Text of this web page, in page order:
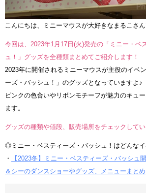
こんにちは、ミニーマウスが大好きなまるこさん
今回は、2023年1月17日(火)発売の「ミニー・ベ
ュ！」グッズを全種類まとめてご紹介します！
2023年に開催されるミニーマウスが主役のイベ
ーズ・バッシュ！」のグッズとなっていますよ♪
ピンクの色合いやリボンモチーフが魅力のキュ
ます。
グッズの種類や値段、販売場所をチェックして
◎ミニー・ベスティーズ・バッシュ！はどんなイ
・
【2023冬】ミニー・ベスティーズ・バッシュ
＆シーのダンスショーやグッズ、メニューまとめ